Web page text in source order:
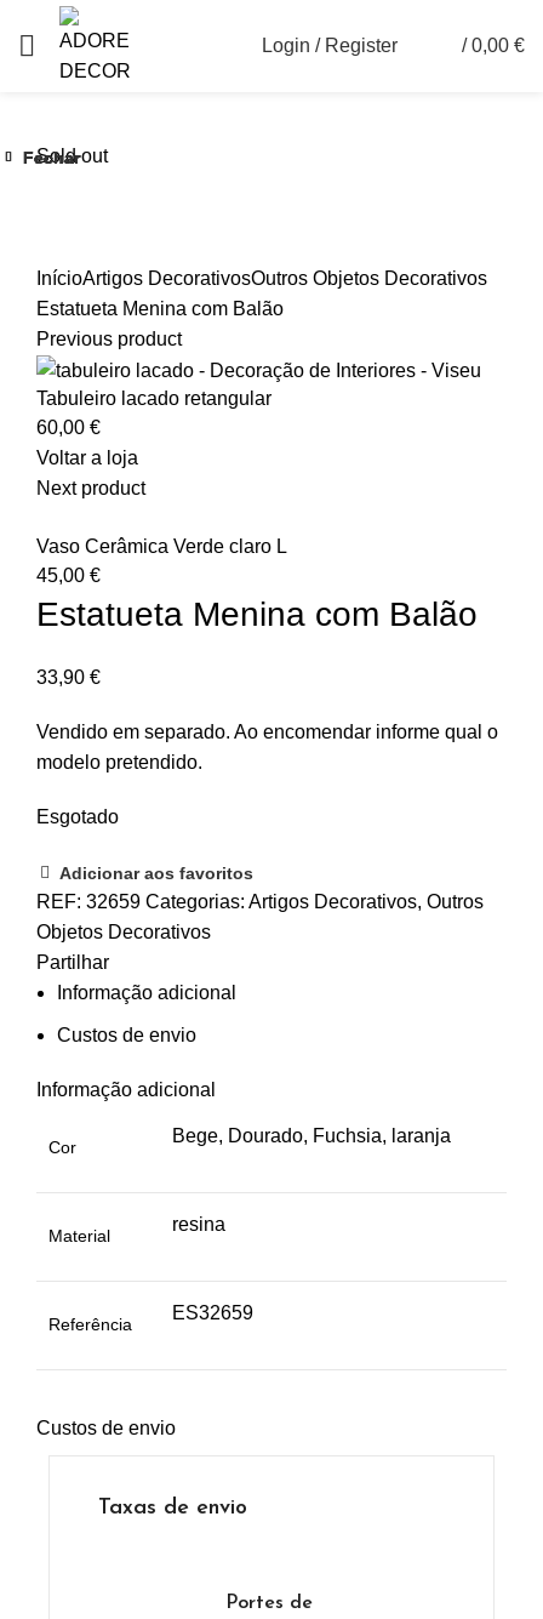
Login / Register / 0,00 €
Sold out
InícioArtigos DecorativosOutros Objetos Decorativos
Estatueta Menina com Balão
Previous product
Tabuleiro lacado retangular
60,00 €
Voltar a loja
Next product
Vaso Cerâmica Verde claro L
45,00 €
Estatueta Menina com Balão
33,90 €
Vendido em separado. Ao encomendar informe qual o
modelo pretendido.
Esgotado
Adicionar aos favoritos
REF: 32659 Categorias: Artigos Decorativos, Outros
Objetos Decorativos
Partilhar
Informação adicional
Custos de envio
Informação adicional
Cor
Bege, Dourado, Fuchsia, laranja
Material
resina
Referência
ES32659
Custos de envio
Taxas de envio
Portes de
Fechar
Fechar
Fechar
Fechar
Fechar
Fechar